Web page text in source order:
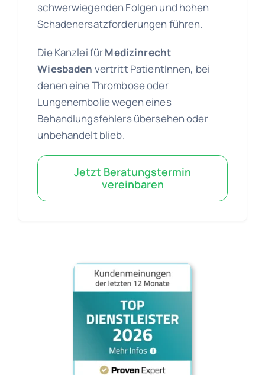
schwerwiegenden Folgen und hohen
Schadenersatzforderungen führen.
Die Kanzlei fürMedizinrecht
Wiesbaden vertritt PatientInnen, bei
denen eine Thrombose oder
Lungenembolie wegen eines
Behandlungsfehlers übersehen oder
unbehandelt blieb.
Jetzt Beratungstermin
vereinbaren